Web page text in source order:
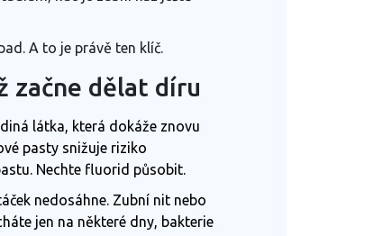
A to je právě ten klíč.
začne dělat díru
látka, která dokáže znovu
pasty snižuje riziko
Nechte fluorid působit.
nedosáhne. Zubní nit nebo
jen na některé dny, bakterie